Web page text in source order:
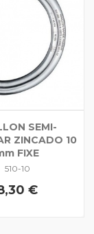
SEMI-
ZINCADO 10
FIXE
510-10
€